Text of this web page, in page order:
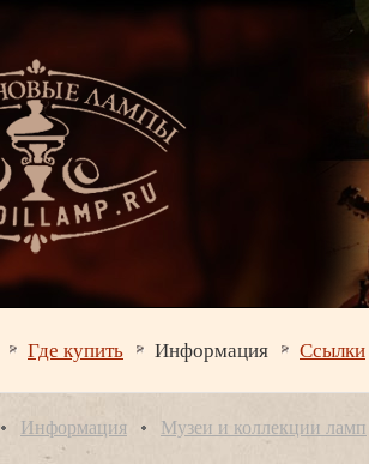
Где купить Информация Ссылки
Информация Музеи и коллекции ламп